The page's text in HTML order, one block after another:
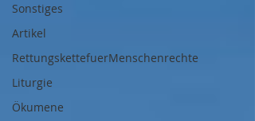
Sonstiges
Artikel
RettungskettefuerMenschenrechte
Liturgie
Ökumene